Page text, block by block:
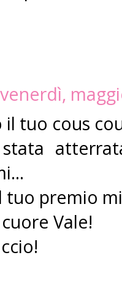
venerdì,
il tuo cous
tuo premio
Vale!